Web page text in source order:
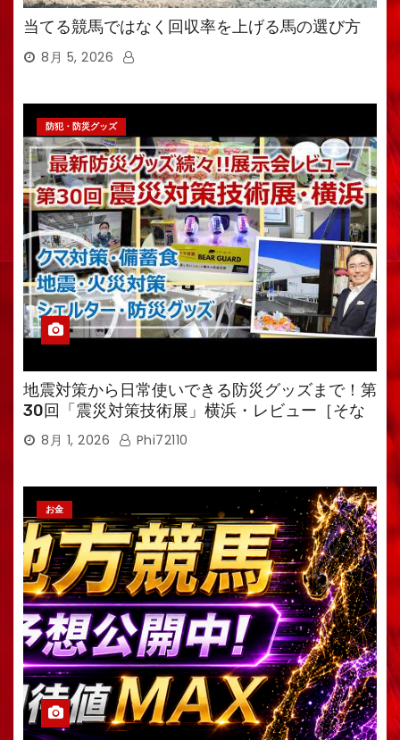
当てる競馬ではなく回収率を上げる馬の選び方
8月 5, 2026
防犯・防災グッズ
地震対策から日常使いできる防災グッズまで！第
30回「震災対策技術展」横浜・レビュー［そな
えるTV・高荷智也］
8月 1, 2026 Phi72110
お金